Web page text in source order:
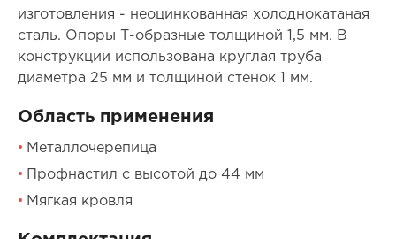
изготовления - неоцинкованная холоднокатаная
сталь. Опоры Т-образные толщиной 1,5 мм. В
конструкции использована круглая труба
диаметра 25 мм и толщиной стенок 1 мм.
Область применения
Металлочерепица
Профнастил с высотой до 44 мм
Мягкая кровля